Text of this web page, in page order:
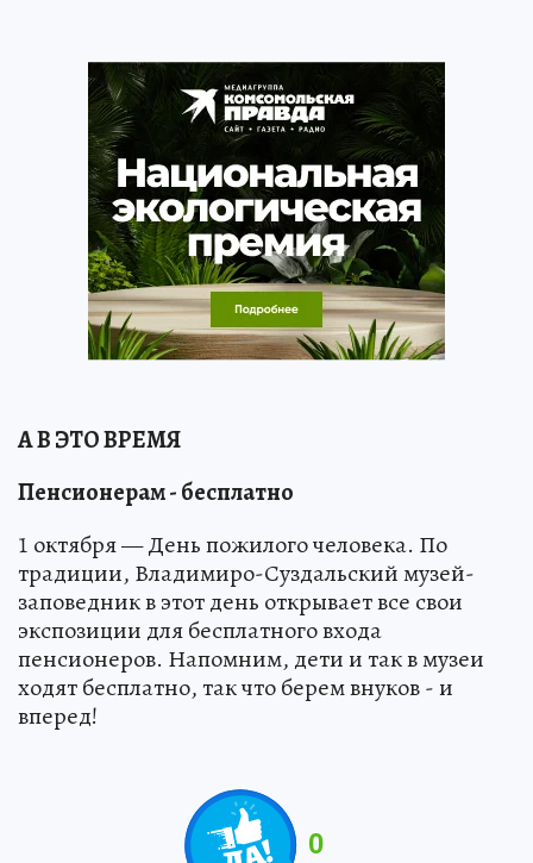
А В ЭТО ВРЕМЯ
Пенсионерам - бесплатно
1 октября — День пожилого человека. По
традиции, Владимиро-Суздальский музей-
заповедник в этот день открывает все свои
экспозиции для бесплатного входа
пенсионеров. Напомним, дети и так в музеи
ходят бесплатно, так что берем внуков - и
вперед!
0